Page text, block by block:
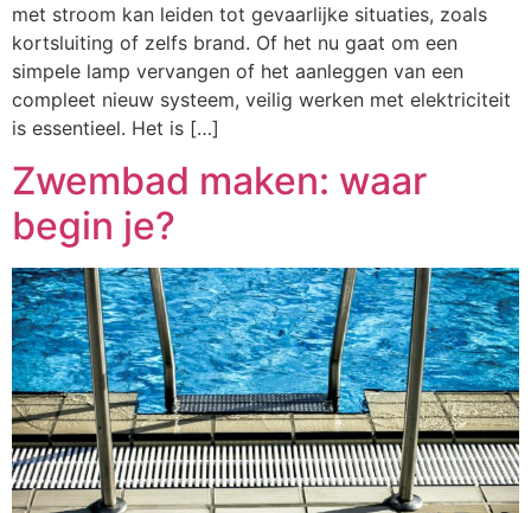
met stroom kan leiden tot gevaarlijke situaties, zoals
kortsluiting of zelfs brand. Of het nu gaat om een
simpele lamp vervangen of het aanleggen van een
compleet nieuw systeem, veilig werken met elektriciteit
is essentieel. Het is […]
Zwembad maken: waar
begin je?